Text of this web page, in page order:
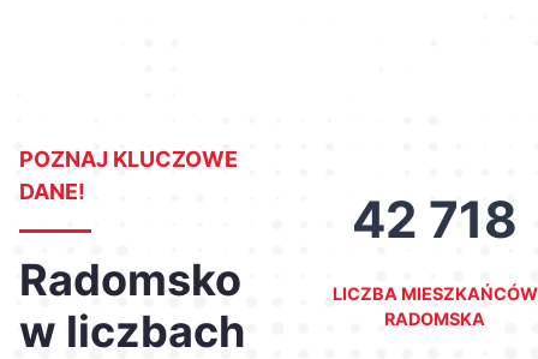
POZNAJ KLUCZOWE
DANE!
Radomsko
w liczbach
42 718
LICZBA MIESZKAŃCÓW
RADOMSKA